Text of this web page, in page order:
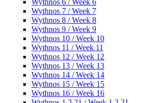
Wythnos 7 / Week 7
Wythnos 8 / Week 8
Wythnos 9 / Week 9
Wythnos 10 / Week 10
Wythnos 11 / Week 11
Wythnos 12 / Week 12
Wythnos 13 / Week 13
Wythnos 14 / Week 14
Wythnos 15 / Week 15
Wythnos 16 / Week 16